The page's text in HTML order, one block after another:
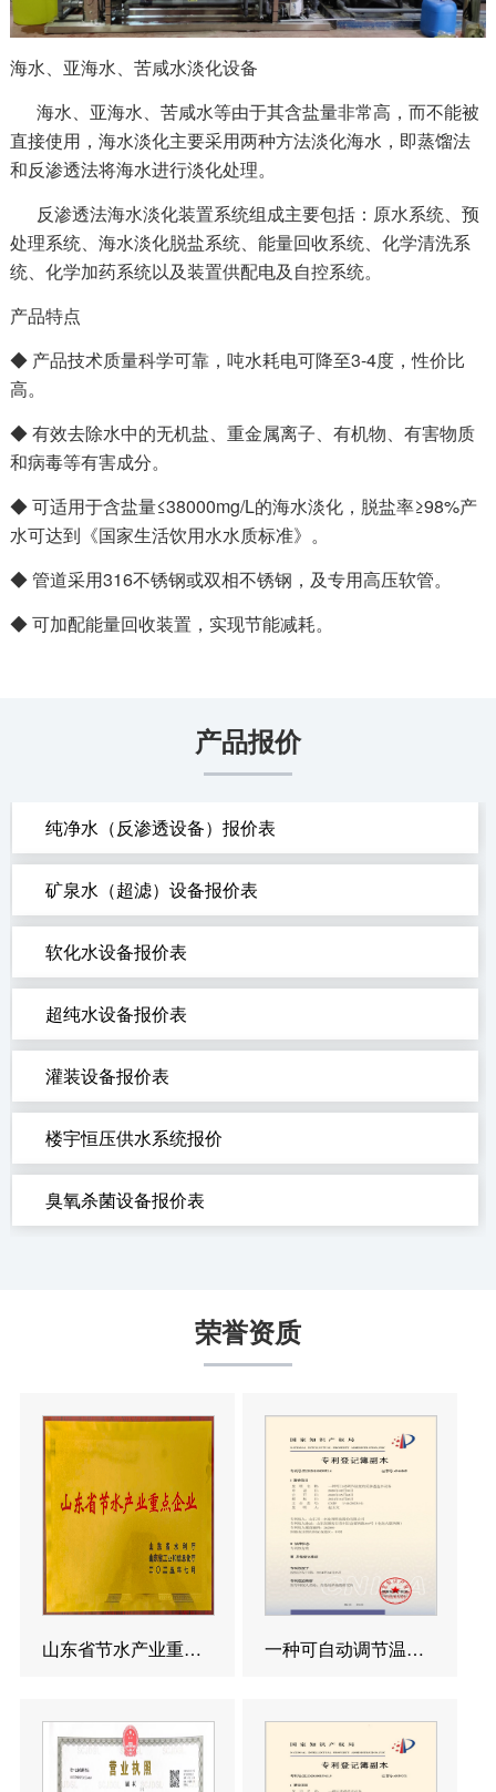
海水、亚海水、苦咸水淡化设备
海水、亚海水、苦咸水等由于其含盐量非常高，而不能被
直接使用，海水淡化主要采用两种方法淡化海水，即蒸馏法
和反渗透法将海水进行淡化处理。
反渗透法海水淡化装置系统组成主要包括：原水系统、预
处理系统、海水淡化脱盐系统、能量回收系统、化学清洗系
统、化学加药系统以及装置供配电及自控系统。
产品特点
◆ 产品技术质量科学可靠，吨水耗电可降至3-4度，性价比
高。
◆ 有效去除水中的无机盐、重金属离子、有机物、有害物质
和病毒等有害成分。
◆ 可适用于含盐量≤38000mg/L的海水淡化，脱盐率≥98%产
水可达到《国家生活饮用水水质标准》。
◆ 管道采用316不锈钢或双相不锈钢，及专用高压软管。
◆ 可加配能量回收装置，实现节能减耗。
产品报价
纯净水（反渗透设备）报价表
矿泉水（超滤）设备报价表
软化水设备报价表
超纯水设备报价表
灌装设备报价表
楼宇恒压供水系统报价
臭氧杀菌设备报价表
荣誉资质
山东省节水产业重点企业 一种可自动调节温度的反渗透造水设备发明专利